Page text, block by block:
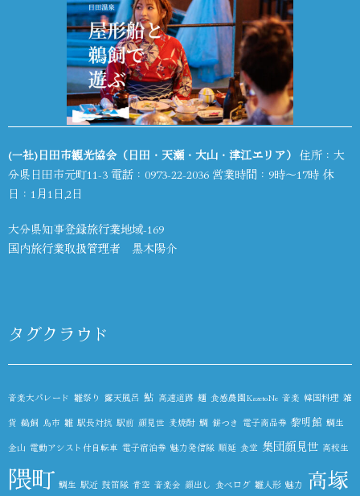
(一社)日田市観光協会（日田・天瀬・大山・津江エリア） 住所：大
分県日田市元町11-3 電話： 0973-22-2036 営業時間：9時～17時 休
日：1月1日,2日
大分県知事登録旅行業地域-169
国内旅行業取扱管理者 黒木陽介
タグクラウド
音楽大パレード 雛祭り 露天風呂 鮎 高速道路 麺 食感農園KazetoNe 音楽 韓国料理 雑
貨 鵜飼 鳥市 雛 駅長対抗 駅前 顔見世 麦焼酎 鯛 餅つき 電子商品券 黎明館 鯛生
金山 電動アシスト付自転車 電子宿泊券 魅力発信隊 順延 食堂 集団顔見世 高校生
隈町 鯛生 駅近 鼓笛隊 青空 音楽会 顔出し 食べログ 雛人形 魅力 高塚